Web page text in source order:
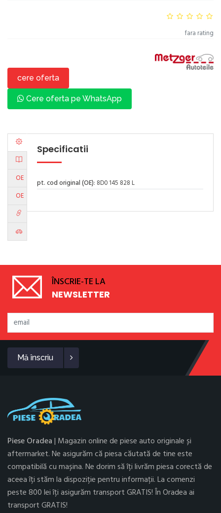
fara rating
cere oferta
Cere oferta pe WhatsApp
OE
OE
Specificatii
pt. cod original (OE): 8D0 145 828 L
ÎNSCRIE-TE LA
NEWSLETTER
Mă înscriu
Piese Oradea| Magazin online de piese auto originale și
aftermarket. Ne asigurăm că piesa căutată de tine este
compatibilă cu mașina. Ne dorim să îți livrăm piesa corectă de
aceea îți stăm la dispoziție pentru informații. La comenzi
peste 800 lei îți asigurăm transport GRATIS! În Oradea ai
transport GRATIS!